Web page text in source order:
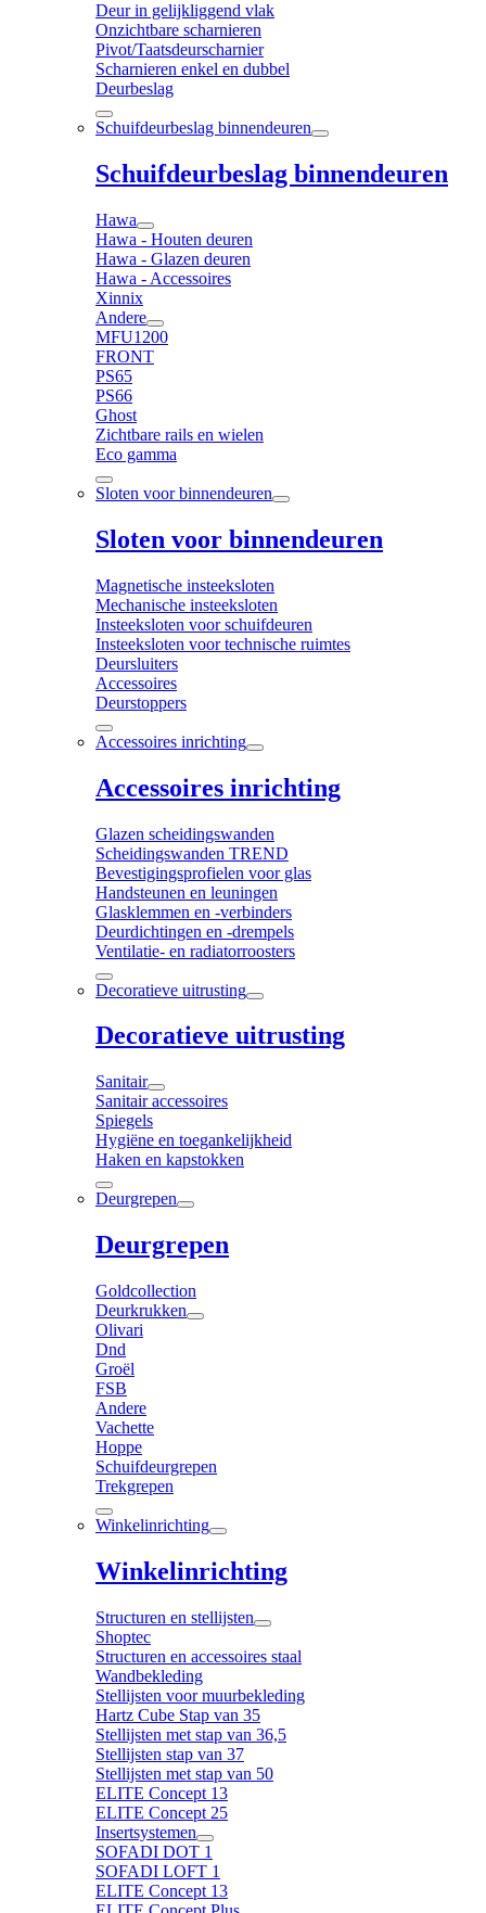
Deur in gelijkliggend vlak
Onzichtbare scharnieren
Pivot/Taatsdeurscharnier
Scharnieren enkel en dubbel
Deurbeslag
Schuifdeurbeslag binnendeuren
Schuifdeurbeslag binnendeuren
Hawa
Hawa - Houten deuren
Hawa - Glazen deuren
Hawa - Accessoires
Xinnix
Andere
MFU1200
FRONT
PS65
PS66
Ghost
Zichtbare rails en wielen
Eco gamma
Sloten voor binnendeuren
Sloten voor binnendeuren
Magnetische insteeksloten
Mechanische insteeksloten
Insteeksloten voor schuifdeuren
Insteeksloten voor technische ruimtes
Deursluiters
Accessoires
Deurstoppers
Accessoires inrichting
Accessoires inrichting
Glazen scheidingswanden
Scheidingswanden TREND
Bevestigingsprofielen voor glas
Handsteunen en leuningen
Glasklemmen en -verbinders
Deurdichtingen en -drempels
Ventilatie- en radiatorroosters
Decoratieve uitrusting
Decoratieve uitrusting
Sanitair
Sanitair accessoires
Spiegels
Hygiëne en toegankelijkheid
Haken en kapstokken
Deurgrepen
Deurgrepen
Goldcollection
Deurkrukken
Olivari
Dnd
Groël
FSB
Andere
Vachette
Hoppe
Schuifdeurgrepen
Trekgrepen
Winkelinrichting
Winkelinrichting
Structuren en stellijsten
Shoptec
Structuren en accessoires staal
Wandbekleding
Stellijsten voor muurbekleding
Hartz Cube Stap van 35
Stellijsten met stap van 36,5
Stellijsten stap van 37
Stellijsten met stap van 50
ELITE Concept 13
ELITE Concept 25
Insertsystemen
SOFADI DOT 1
SOFADI LOFT 1
ELITE Concept 13